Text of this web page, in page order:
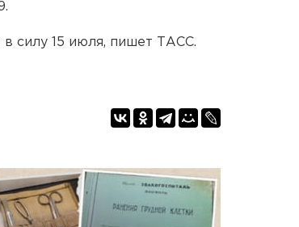
силу 15 июля, пишет ТАСС.